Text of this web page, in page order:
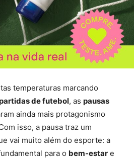
temperaturas marcando
de futebol, as pausas
ainda mais protagonismo
isso, a pausa traz um
vai muito além do esporte: a
para o bem-estar e